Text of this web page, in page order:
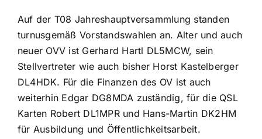
Auf der T08 Jahreshauptversammlung standen
turnusgemäß Vorstandswahlen an. Alter und auch
neuer OVV ist Gerhard Hartl DL5MCW, sein
Stellvertreter wie auch bisher Horst Kastelberger
DL4HDK. Für die Finanzen des OV ist auch
weiterhin Edgar DG8MDA zuständig, für die QSL
Karten Robert DL1MPR und Hans-Martin DK2HM
für Ausbildung und Öffentlichkeitsarbeit.